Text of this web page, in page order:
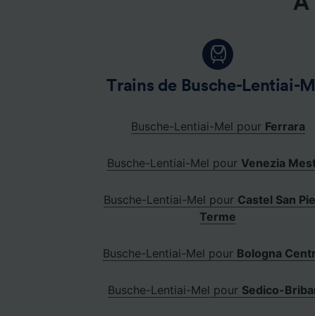
Trains de Busche-Lentiai-
Busche-Lentiai-Mel pour Ferrara
Busche-Lentiai-Mel pour Venezia
Busche-Lentiai-Mel pour Castel San
Terme
Busche-Lentiai-Mel pour Bologna
Busche-Lentiai-Mel pour Sedico-